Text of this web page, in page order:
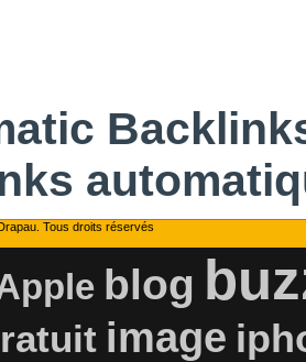
Tous droits réservés
blog
image